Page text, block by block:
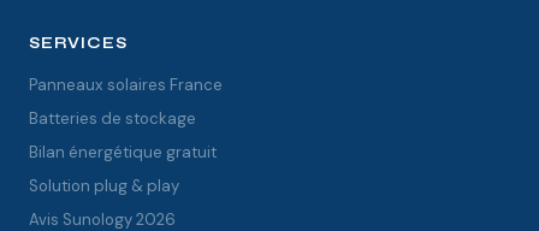
SERVICES
Panneaux solaires France
Batteries de stockage
Bilan énergétique gratuit
Solution plug & play
Avis Sunology 2026